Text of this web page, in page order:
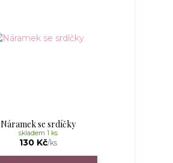
Náramek se srdíčky
130 Kč/ks
skladem 1 ks